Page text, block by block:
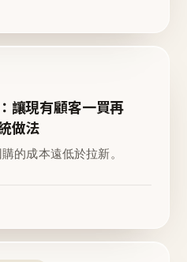
讓現有顧客一買再
做法
的成本遠低於拉新。